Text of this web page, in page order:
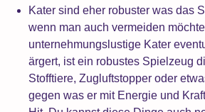
Kater sind eher robuster was das
wenn man auch vermeiden
unternehmungslustige Kater
ärgert, ist ein robustes Spielzeug
Stofftiere, Zugluftstopper oder
gegen was er mit Energie und